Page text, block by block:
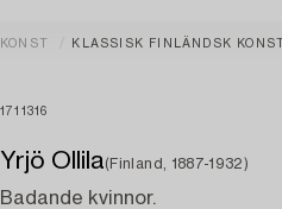
KONST KLASSISK FINLÄNDSK KONST
1711316
Yrjö Ollila(Finland, 1887-1932)
Badande kvinnor.